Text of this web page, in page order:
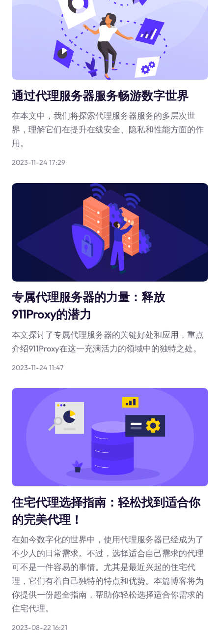
通过代理服务器服务畅游数字世界
在本文中，我们将探索代理服务器服务的多层次世
界，理解它们在提升在线安全、隐私和性能方面的作
用。
2023-11-24 17:29
专属代理服务器的力量：释放
911Proxy的潜力
本文探讨了专属代理服务器的关键好处和应用，重点
介绍911Proxy在这一充满活力的领域中的独特之处。
2023-11-24 11:47
住宅代理选择指南：轻松找到适合你
的完美代理！
在如今数字化的世界中，使用代理服务器已经成为了
不少人的日常需求。不过，选择适合自己需求的代理
可不是一件容易的事情。尤其是最近兴起的住宅代
理，它们有着自己独特的特点和优势。本篇博客将为
你提供一份超全指南，帮助你轻松选择适合你需求的
住宅代理。
2023-08-22 16:21